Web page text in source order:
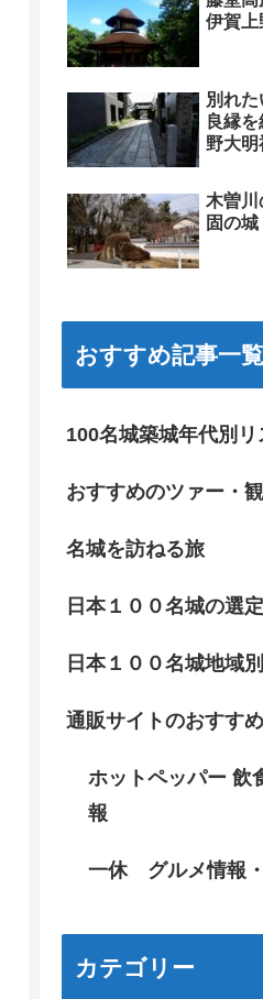
伊賀上
別れた
良縁
野大明
木曽川
固の
おすすめ記事一覧
100名城築城年代別リ
おすすめのツァー・
名城を訪ねる旅
日本１００名城の選
日本１００名城地域
通販サイトのおすす
ホットペッパー 飲
報
一休 グルメ情報
カテゴリー